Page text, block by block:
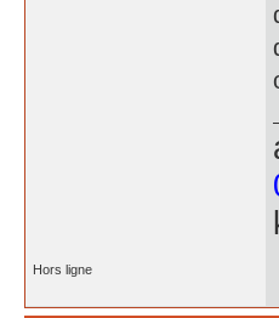
Hors ligne